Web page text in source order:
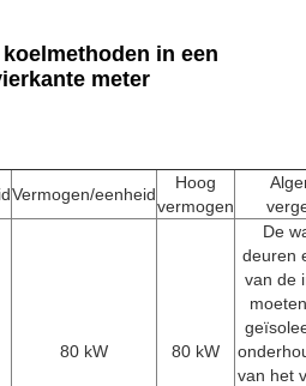
in een
meter
Vermogen/eenheid
Hoog
vermogen
80 kW 80 kW
De
deuren
van de
van het